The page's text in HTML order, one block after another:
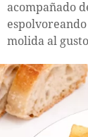
acompañado
molida al